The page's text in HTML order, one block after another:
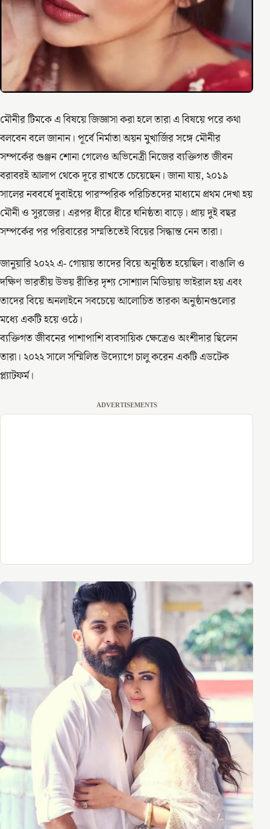
মৌনীর টিমকে এ বিষয়ে জিজ্ঞাসা করা হলে তারা এ বিষয়ে পরে কথা
বলবেন বলে জানান। পূর্বে নির্মাতা অয়ন মুখার্জির সঙ্গে মৌনীর
সম্পর্কের গুঞ্জন শোনা গেলেও অভিনেত্রী নিজের ব্যক্তিগত জীবন
বরাবরই আলাপ থেকে দূরে রাখতে চেয়েছেন। জানা যায়, ২০১৯
সালের নববর্ষে দুবাইয়ে পারস্পরিক পরিচিতদের মাধ্যমে প্রথম দেখা হয়
মৌনী ও সুরজের। এরপর ধীরে ধীরে ঘনিষ্ঠতা বাড়ে। প্রায় দুই বছর
সম্পর্কের পর পরিবারের সম্মতিতেই বিয়ের সিদ্ধান্ত নেন তারা।
জানুয়ারি ২০২২ এ- গোয়ায় তাদের বিয়ে অনুষ্ঠিত হয়েছিল। বাঙালি ও
দক্ষিণ ভারতীয় উভয় রীতির দৃশ্য সোশ্যাল মিডিয়ায় ভাইরাল হয় এবং
তাদের বিয়ে অনলাইনে সবচেয়ে আলোচিত তারকা অনুষ্ঠানগুলোর
মধ্যে একটি হয়ে ওঠে।
ব্যক্তিগত জীবনের পাশাপাশি ব্যবসায়িক ক্ষেত্রেও অংশীদার ছিলেন
তারা। ২০২২ সালে সম্মিলিত উদ্যোগে চালু করেন একটি এডটেক
প্ল্যাটফর্ম।
ADVERTISEMENTS